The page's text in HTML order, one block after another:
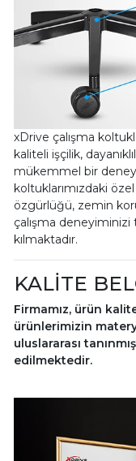
xDrive çalışma
kaliteli işçilik,
mükemmel bir
koltuklarımızdaki
özgürlüğü, zemin
çalışma
kılmaktadır.
KALİTE
Firmamız, ürün
ürünlerimizin
uluslararası
edilmektedir.